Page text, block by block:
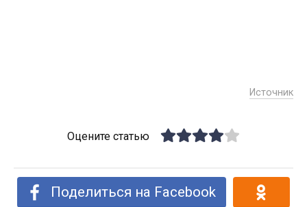
Источник
Оцените статью
Поделиться на Facebook